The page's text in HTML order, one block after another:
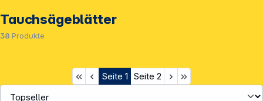
Tauchsägeblätter
38 Produkte
Seite 1 Seite 2
Service